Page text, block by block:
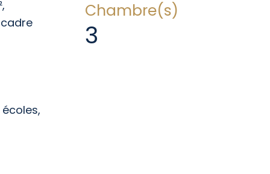
Chambre(s)
3